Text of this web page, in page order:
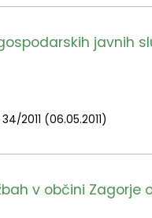
javnih
2011 (06.05.2011)
v občini Zagorje